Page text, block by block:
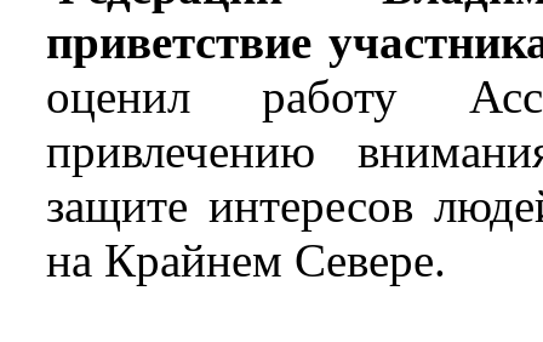
приветствие
оценил работу
привлечению
защите интересов
на Крайнем Севере.